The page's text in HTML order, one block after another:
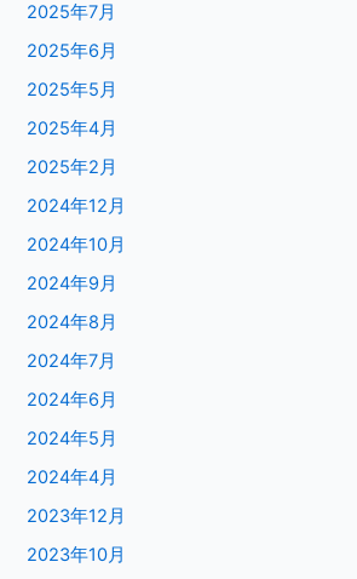
2025年7月
2025年6月
2025年5月
2025年4月
2025年2月
2024年12月
2024年10月
2024年9月
2024年8月
2024年7月
2024年6月
2024年5月
2024年4月
2023年12月
2023年10月